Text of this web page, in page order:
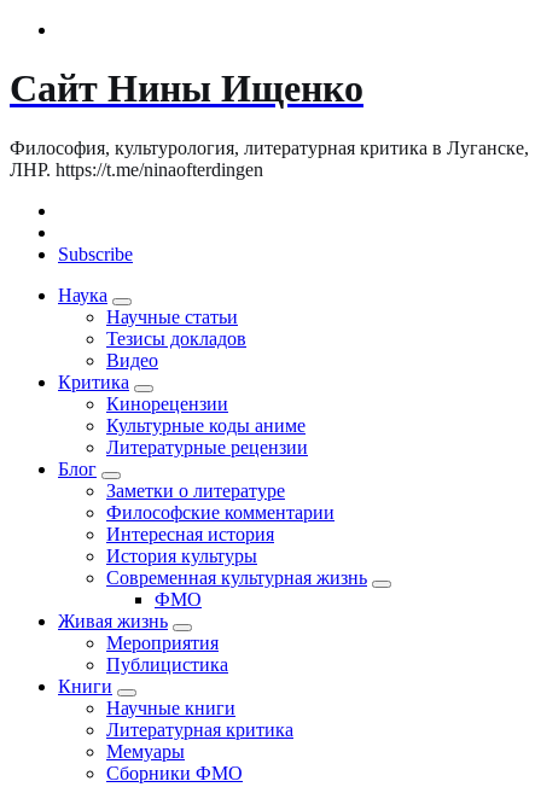
Сайт Нины Ищенко
Философия, культурология, литературная критика в Луганске,
ЛНР. https://t.me/ninaofterdingen
Subscribe
Наука
Научные статьи
Тезисы докладов
Видео
Критика
Кинорецензии
Культурные коды аниме
Литературные рецензии
Блог
Заметки о литературе
Философские комментарии
Интересная история
История культуры
Современная культурная жизнь
ФМО
Живая жизнь
Мероприятия
Публицистика
Книги
Научные книги
Литературная критика
Мемуары
Сборники ФМО